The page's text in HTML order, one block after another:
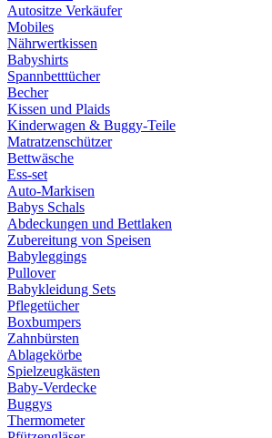
Autositze Verkäufer
Mobiles
Nährwertkissen
Babyshirts
Spannbetttücher
Becher
Kissen und Plaids
Kinderwagen & Buggy-Teile
Matratzenschützer
Bettwäsche
Ess-set
Auto-Markisen
Babys Schals
Abdeckungen und Bettlaken
Zubereitung von Speisen
Babyleggings
Pullover
Babykleidung Sets
Pflegetücher
Boxbumpers
Zahnbürsten
Ablagekörbe
Spielzeugkästen
Baby-Verdecke
Buggys
Thermometer